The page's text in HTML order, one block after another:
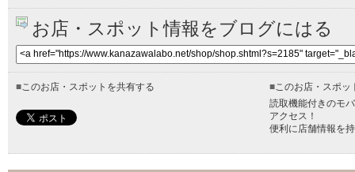
お店・スポット情報をブログにはる
■ このお店・スポットを共有する ■ このお店・スポ
読取機能付きのモ
アクセス！
便利に店舗情報を